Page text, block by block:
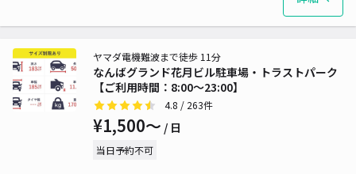
なんばグランド花月ビル駐車場・トラストパーク
【ご利用時間：8:00～23:00】
ヤマダ電機難波まで徒歩 11分
4.8 / 263件
¥1,500〜 / 日
当日予約不可